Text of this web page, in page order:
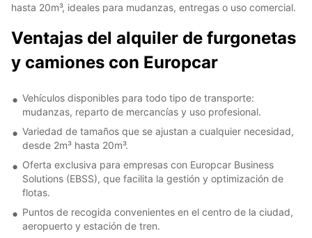
hasta 20m³, ideales para mudanzas, entregas o uso comercial.
Ventajas del alquiler de furgonetas
y camiones con Europcar
Vehículos disponibles para todo tipo de transporte:
mudanzas, reparto de mercancías y uso profesional.
Variedad de tamaños que se ajustan a cualquier necesidad,
desde 2m³ hasta 20m³.
Oferta exclusiva para empresas con Europcar Business
Solutions (EBSS), que facilita la gestión y optimización de
flotas.
Puntos de recogida convenientes en el centro de la ciudad,
aeropuerto y estación de tren.